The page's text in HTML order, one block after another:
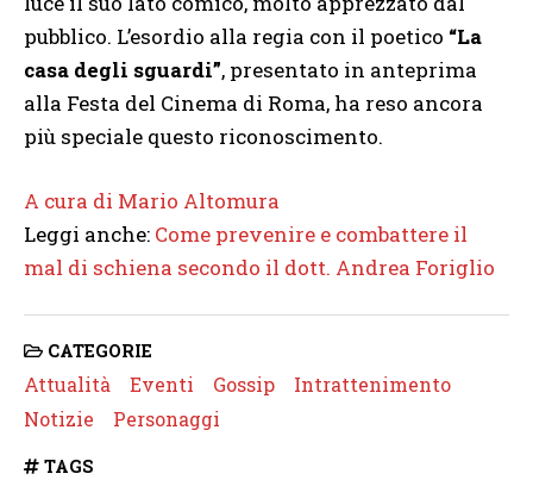
pubblico. L’esordio alla regia con il poetico “La
casa degli sguardi”, presentato in anteprima
alla Festa del Cinema di Roma, ha reso ancora
più speciale questo riconoscimento.
A cura di Mario Altomura
Leggi anche: Come prevenire e combattere il
mal di schiena secondo il dott. Andrea Foriglio
CATEGORIE
Attualità Eventi Gossip
Intrattenimento
Notizie
Personaggi
TAGS